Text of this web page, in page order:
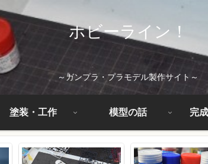
ホビーライン！
～ガンプラ・プラモデル製作サイト～
塗装・工作 模型の話 完